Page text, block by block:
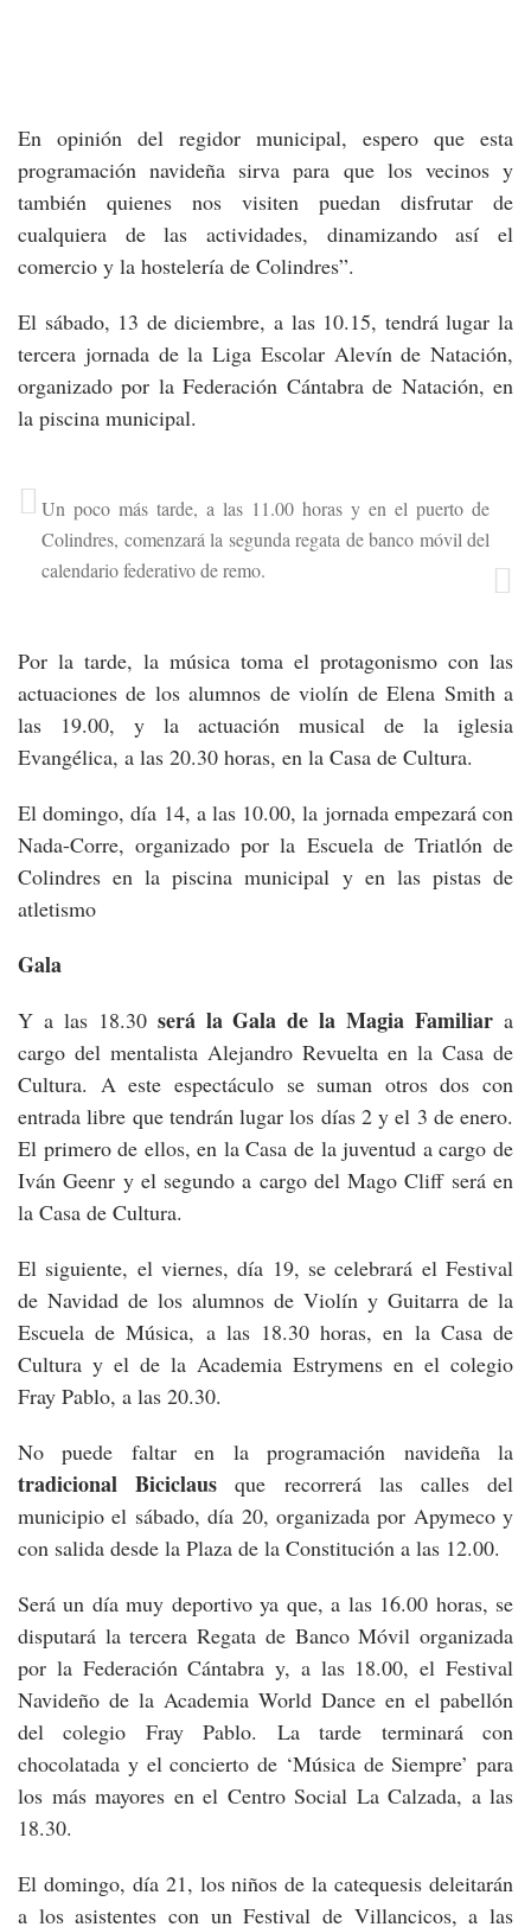
En opinión del regidor municipal, espero que esta
programación navideña sirva para que los vecinos y
también quienes nos visiten puedan disfrutar de
cualquiera de las actividades, dinamizando así el
comercio y la hostelería de Colindres”.
El sábado, 13 de diciembre, a las 10.15, tendrá lugar la
tercera jornada de la Liga Escolar Alevín de Natación,
organizado por la Federación Cántabra de Natación, en
la piscina municipal.
Un poco más tarde, a las 11.00 horas y en el puerto de
Colindres, comenzará la segunda regata de banco móvil del
calendario federativo de remo.
Por la tarde, la música toma el protagonismo con las
actuaciones de los alumnos de violín de Elena Smith a
las 19.00, y la actuación musical de la iglesia
Evangélica, a las 20.30 horas, en la Casa de Cultura.
El domingo, día 14, a las 10.00, la jornada empezará con
Nada-Corre, organizado por la Escuela de Triatlón de
Colindres en la piscina municipal y en las pistas de
atletismo
Gala
Y a las 18.30 será la Gala de la Magia Familiar a
cargo del mentalista Alejandro Revuelta en la Casa de
Cultura. A este espectáculo se suman otros dos con
entrada libre que tendrán lugar los días 2 y el 3 de enero.
El primero de ellos, en la Casa de la juventud a cargo de
Iván Geenr y el segundo a cargo del Mago Cliff será en
la Casa de Cultura.
El siguiente, el viernes, día 19, se celebrará el Festival
de Navidad de los alumnos de Violín y Guitarra de la
Escuela de Música, a las 18.30 horas, en la Casa de
Cultura y el de la Academia Estrymens en el colegio
Fray Pablo, a las 20.30.
No puede faltar en la programación navideña la
tradicional Biciclaus que recorrerá las calles del
municipio el sábado, día 20, organizada por Apymeco y
con salida desde la Plaza de la Constitución a las 12.00.
Será un día muy deportivo ya que, a las 16.00 horas, se
disputará la tercera Regata de Banco Móvil organizada
por la Federación Cántabra y, a las 18.00, el Festival
Navideño de la Academia World Dance en el pabellón
del colegio Fray Pablo. La tarde terminará con
chocolatada y el concierto de ‘Música de Siempre’ para
los más mayores en el Centro Social La Calzada, a las
18.30.
El domingo, día 21, los niños de la catequesis deleitarán
a los asistentes con un Festival de Villancicos, a las